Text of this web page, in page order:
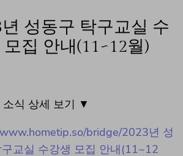
성동구 탁구교실 수
모집 안내(11~12월)
소식 상세 보기 ▼
bridge/2023년 성
교실 수강생 모집 안내(11~12